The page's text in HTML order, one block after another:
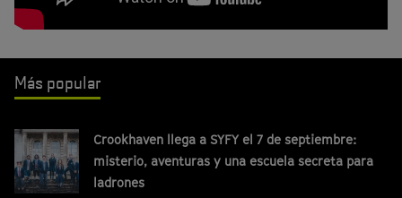
Más popular
Crookhaven llega a SYFY el 7 de septiembre:
misterio, aventuras y una escuela secreta para
ladrones